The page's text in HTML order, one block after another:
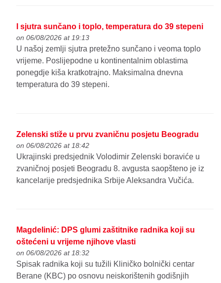
I sjutra sunčano i toplo, temperatura do 39 stepeni
on 06/08/2026 at 19:13
U našoj zemlji sjutra pretežno sunčano i veoma toplo
vrijeme. Poslijepodne u kontinentalnim oblastima
ponegdje kiša kratkotrajno. Maksimalna dnevna
temperatura do 39 stepeni.
Zelenski stiže u prvu zvaničnu posjetu Beogradu
on 06/08/2026 at 18:42
Ukrajinski predsjednik Volodimir Zelenski boraviće u
zvaničnoj posjeti Beogradu 8. avgusta saopšteno je iz
kancelarije predsjednika Srbije Aleksandra Vučića.
Magdelinić: DPS glumi zaštitnike radnika koji su
oštećeni u vrijeme njihove vlasti
on 06/08/2026 at 18:32
Spisak radnika koji su tužili Kliničko bolnički centar
Berane (KBC) po osnovu neiskorištenih godišnjih